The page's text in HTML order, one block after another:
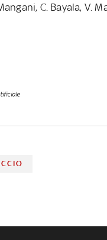
C. Bayala, V.